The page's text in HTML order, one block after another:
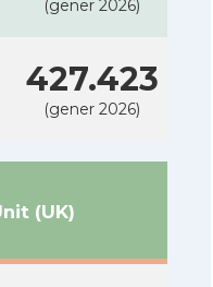
(gener 2026)
427.423
(gener 2026)
(UK)